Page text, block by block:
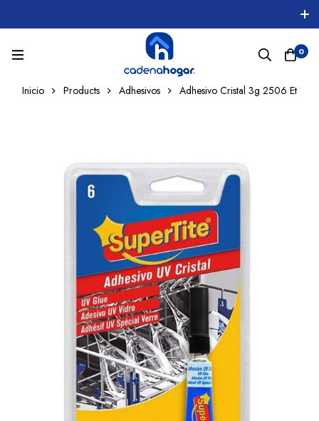
0
Inicio Products Adhesivos Adhesivo Cristal 3g 2506 Et